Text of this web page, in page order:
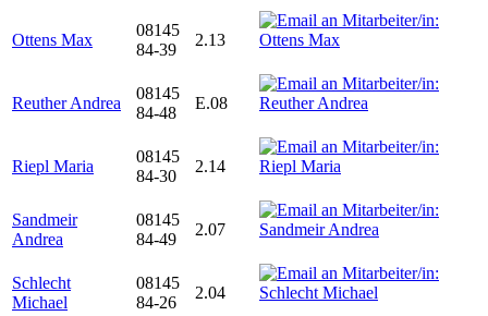
Ottens Max
08145
84-39
2.13
Reuther Andrea
08145
84-48
E.08
Riepl Maria
08145
84-30
2.14
Sandmeir
Andrea
08145
84-49
2.07
Schlecht
Michael
08145
84-26
2.04